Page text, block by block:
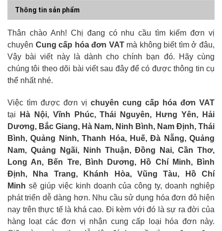
Thông tin sản phẩm
Thân chào Anh! Chị đang có nhu cầu tìm kiếm đơn vị
chuyên Cung cấp hóa đơn VATmà không biết tìm ở đâu,
Vậy bài viết này là dành cho chính bạn đó. Hãy cùng
chúng tôi theo dõi bài viết sau đây để có được thông tin cụ
thể nhất nhé.
Việc tìm được đơn vị chuyên cung cấp hóa đơn VAT
tại Hà Nội, Vĩnh Phúc, Thái Nguyên, Hưng Yên, Hải
Dương, Bắc Giang, Hà Nam, Ninh Bình, Nam Định, Thái
Bình, Quảng Ninh, Thanh Hóa, Huế, Đà Nẵng, Quảng
Nam, Quảng Ngãi, Ninh Thuận, Đồng Nai, Cần Thơ,
Long An, Bến Tre, Bình Dương, Hồ Chí Minh, Bình
Định, Nha Trang, Khánh Hòa, Vũng Tàu, Hồ Chí
Minh sẽ giúp việc kinh doanh của công ty, doanh nghiệp
phát triển dễ dàng hơn. Nhu cầu sử dụng hóa đơn đỏ hiện
nay trên thực tế là khá cao. Đi kèm với đó là sự ra đời của
hàng loạt các đơn vị nhận cung cấp loại hóa đơn này.